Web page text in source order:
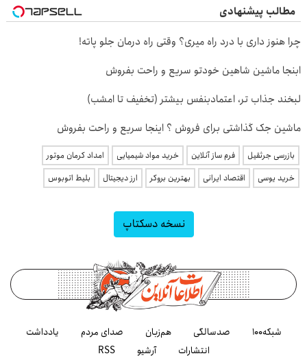
مطالب پیشنهادی
چرا هنوز داری با درد راه میری؟ وقتی راه درمان جلو پاته!
ابنجا ماشین شاهین خودتو سریع و راحت بفروش
لبخند جذاب تر، اعتمادبنفس بیشتر (تخفیف تا امشب)
ماشین جک گذاشتی برای فروش ؟ اینجا سریع و راحت بفروش
بازرسی جرثقیل فرم ساز آنلاین خرید مواد شیمیایی
امداد کرمان موتور
خرید یوسی
اقتصاد ایرانی بهترین بروکر ارز دیجیتال بلیط اتوبوس
نسخه دسکتاپ
شبکه۱۰۰ صدسالگی هم‌زبان صدای مردم
یادداشت
انتشارات
آرشیو RSS